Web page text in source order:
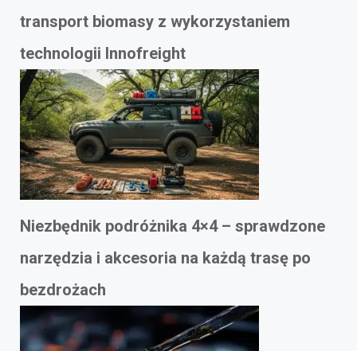
transport biomasy z wykorzystaniem
technologii Innofreight
Niezbędnik podróżnika 4×4 – sprawdzone
narzędzia i akcesoria na każdą trasę po
bezdrożach